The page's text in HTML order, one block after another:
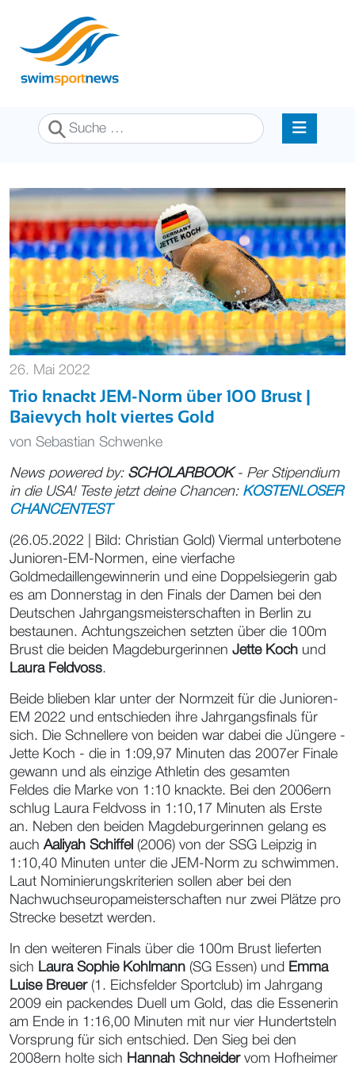
Suchen
26. Mai 2022
Trio knackt JEM-Norm über 100 Brust |
Baievych holt viertes Gold
von Sebastian Schwenke
News powered by: SCHOLARBOOK- Per Stipendium
in die USA! Teste jetzt deine Chancen: KOSTENLOSER
CHANCENTEST
(26.05.2022 | Bild: Christian Gold) Viermal unterbotene
Junioren-EM-Normen, eine vierfache
Goldmedaillengewinnerin und eine Doppelsiegerin gab
es am Donnerstag in den Finals der Damen bei den
Deutschen Jahrgangsmeisterschaften in Berlin zu
bestaunen. Achtungszeichen setzten über die 100m
Brust die beiden Magdeburgerinnen Jette Koch und
Laura Feldvoss.
Beide blieben klar unter der Normzeit für die Junioren-
EM 2022 und entschieden ihre Jahrgangsfinals für
sich. Die Schnellere von beiden war dabei die Jüngere -
Jette Koch - die in 1:09,97 Minuten das 2007er Finale
gewann und als einzige Athletin des gesamten
Feldes die Marke von 1:10 knackte. Bei den 2006ern
schlug Laura Feldvoss in 1:10,17 Minuten als Erste
an. Neben den beiden Magdeburgerinnen gelang es
auch Aaliyah Schiffel (2006) von der SSG Leipzig in
1:10,40 Minuten unter die JEM-Norm zu schwimmen.
Laut Nominierungskriterien sollen aber bei den
Nachwuchseuropameisterschaften nur zwei Plätze pro
Strecke besetzt werden.
In den weiteren Finals über die 100m Brust lieferten
sich Laura Sophie Kohlmann (SG Essen) und Emma
Luise Breuer(1. Eichsfelder Sportclub) im Jahrgang
2009 ein packendes Duell um Gold, das die Essenerin
am Ende in 1:16,00 Minuten mit nur vier Hundertsteln
Vorsprung für sich entschied. Den Sieg bei den
2008ern holte sich Hannah Schneider vom Hofheimer